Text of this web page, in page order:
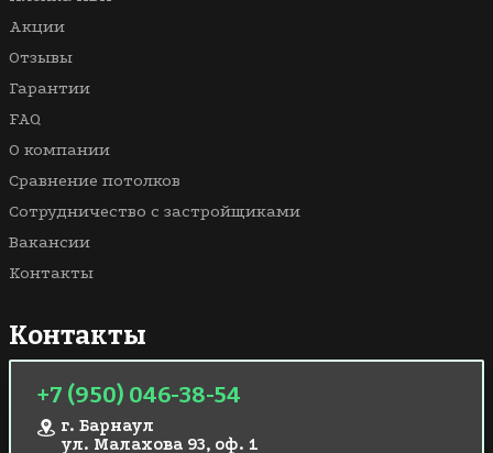
Акции
Отзывы
Гарантии
FAQ
О компании
Сравнение потолков
Сотрудничество с застройщиками
Вакансии
Контакты
Контакты
+7 (950) 046-38-54
г. Барнаул
ул. Малахова 93, оф. 1